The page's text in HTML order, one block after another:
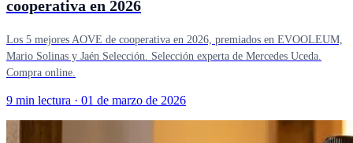
cooperativa en 2026
Los 5 mejores AOVE de cooperativa en 2026, premiados en EVOOLEUM,
Mario Solinas y Jaén Selección. Selección experta de Mercedes Uceda.
Compra online.
9 min lectura · 01 de marzo de 2026